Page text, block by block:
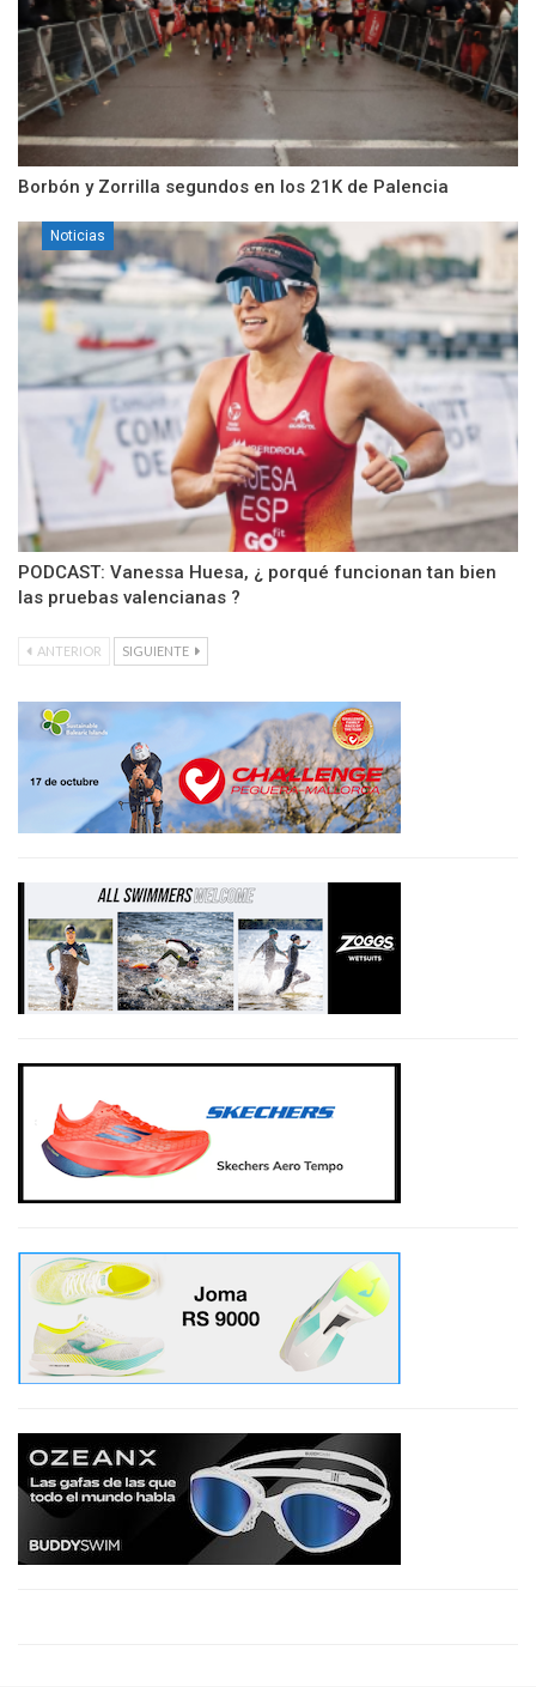
Borbón y Zorrilla segundos en los 21K de Palencia
Noticias
PODCAST: Vanessa Huesa, ¿ porqué funcionan tan bien
las pruebas valencianas ?
ANTERIOR SIGUIENTE